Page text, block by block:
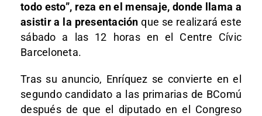
todo esto”, reza en el mensaje, donde llama a
asistir a la presentación que se realizará este
sábado a las 12 horas en el Centre Cívic
Barceloneta.
Tras su anuncio, Enríquez se convierte en el
segundo candidato a las primarias de BComú
después de que el diputado en el Congreso